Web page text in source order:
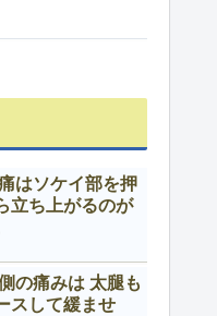
はソケイ部を押
立ち上がるのが
の痛みは 太腿も
スして緩ませ